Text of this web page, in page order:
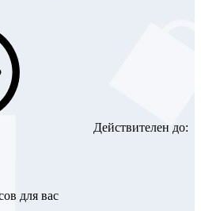
Действителен до:
для вас